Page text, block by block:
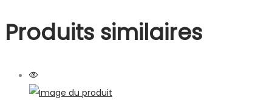
Produits similaires